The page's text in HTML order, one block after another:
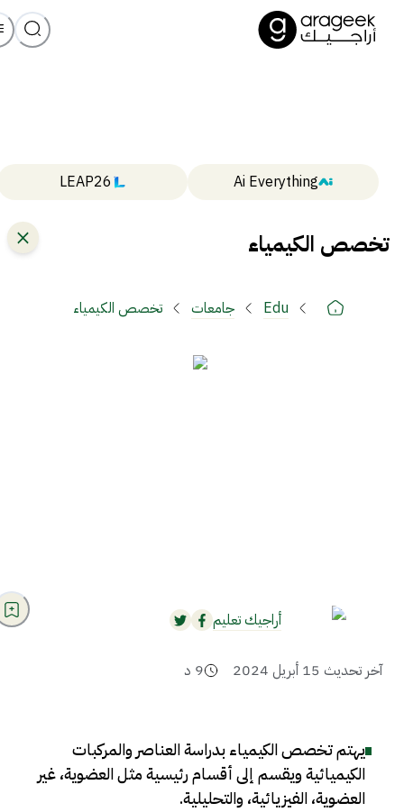
Ai Everything
LEAP26
تخصص الكيمياء
Edu جامعات تخصص الكيمياء
أراجيك تعليم
آخر تحديث 15 أبريل 2024 9 د
يهتم تخصص الكيمياء بدراسة العناصر والمركبات
الكيميائية ويقسم إلى أقسام رئيسية مثل العضوية، غير
العضوية، الفيزيائية، والتحليلية.